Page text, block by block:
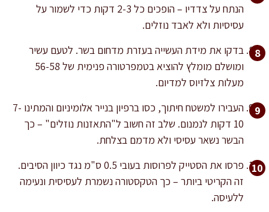
הנתח על צדדיו – הופכים כל 2-3 דקות כדי לשמור על
עסיסיות ולא לאבד נוזלים.
בדקו את מידת העשייה בעזרת מדחום בשר. לטעם עשיר
ומושלם מומלץ להוציא בטמפרטורה פנימית של 56-58
מעלות צלזיוס למדיום.
העבירו למשטח חיתוך, כסו ברפיון בנייר אלומיניום והמתינו 7-
10 דקות לנמנום. שלב זה חשוב ל"התאזנות נוזלים" – כך
הבשר נשאר עסיסי ולא מדמם בצלחת.
פרסו את הסטייק לפרוסות בעובי 0.5 ס"מ נגד כיוון הסיבים.
זה הקריטי ביותר – כך הטקסטורה נשמרת לעסיסית ונעימה
ללעיסה.